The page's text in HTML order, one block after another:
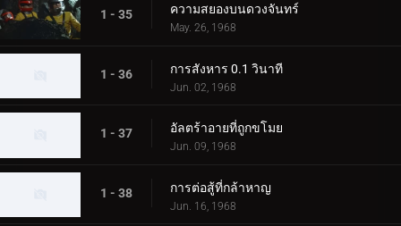
1 - 35 ความสยองบนดวงจันทร์
May. 26, 1968
1 - 36 การสังหาร 0.1 วินาที
Jun. 02, 1968
1 - 37 อัลตร้าอายที่ถูกขโมย
Jun. 09, 1968
1 - 38 การต่อสู้ที่กล้าหาญ
Jun. 16, 1968